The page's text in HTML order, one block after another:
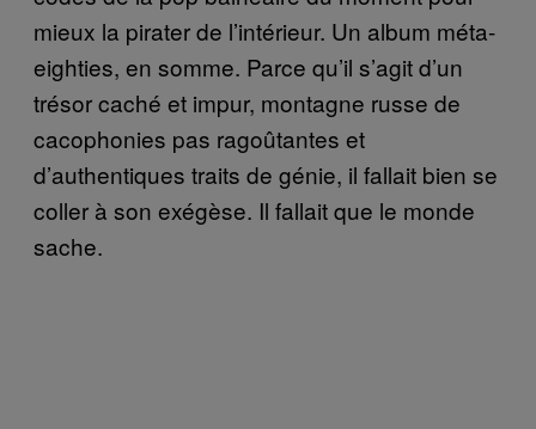
mieux la pirater de l’intérieur. Un album méta-
eighties, en somme. Parce qu’il s’agit d’un
trésor caché et impur, montagne russe de
cacophonies pas ragoûtantes et
d’authentiques traits de génie, il fallait bien se
coller à son exégèse. Il fallait que le monde
sache.